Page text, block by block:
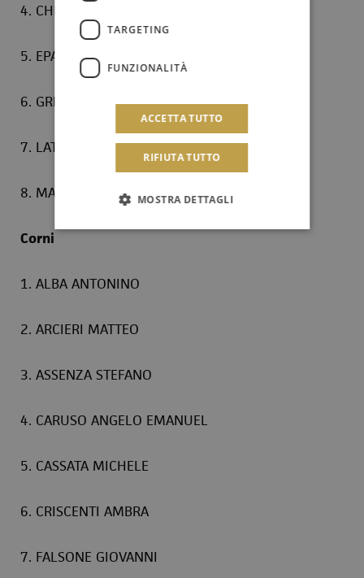
4. CHIOLO PINO
5. EPASTO GIOVANNI
6. GRISAFI GEANINA
7. LATONA LEONARDO
8. MARCHESE DANIELE
Corni
1. ALBA ANTONINO
2. ARCIERI MATTEO
3. ASSENZA STEFANO
4. CARUSO ANGELO EMANUEL
5. CASSATA MICHELE
6. CRISCENTI AMBRA
7. FALSONE GIOVANNI
TARGETING
FUNZIONALITÀ
ACCETTA TUTTO
RIFIUTA TUTTO
MOSTRA DETTAGLI